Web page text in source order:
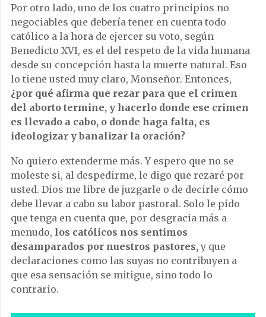
Por otro lado, uno de los cuatro principios no
negociables que debería tener en cuenta todo
católico a la hora de ejercer su voto, según
Benedicto XVI, es el del respeto de la vida humana
desde su concepción hasta la muerte natural. Eso
lo tiene usted muy claro, Monseñor. Entonces,
¿por qué afirma que rezar para que el crimen
del aborto termine, y hacerlo donde ese crimen
es llevado a cabo, o donde haga falta, es
ideologizar y banalizar la oración?
No quiero extenderme más. Y espero que no se
moleste si, al despedirme, le digo que rezaré por
usted. Dios me libre de juzgarle o de decirle cómo
debe llevar a cabo su labor pastoral. Solo le pido
que tenga en cuenta que, por desgracia más a
menudo, los católicos nos sentimos
desamparados por nuestros pastores, y que
declaraciones como las suyas no contribuyen a
que esa sensación se mitigue, sino todo lo
contrario.